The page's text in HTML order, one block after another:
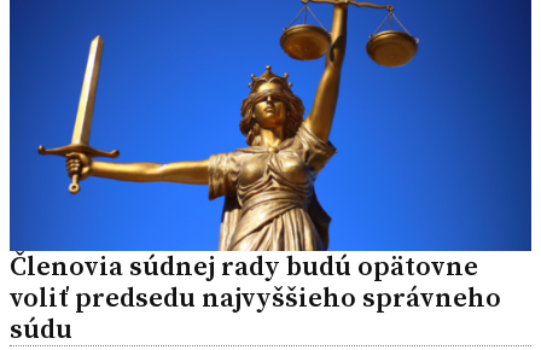
Členovia súdnej rady budú opätovne
voliť predsedu najvyššieho správneho
súdu